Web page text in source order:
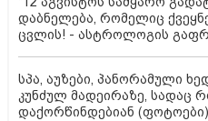
დაბნელება, რომელიც
ცვლის! - ასტროლოგის
სპა, აუზები, პანორამული
კუნძულ მადეირაზე, სადაც
დაქორწინდებიან (ფოტოები)